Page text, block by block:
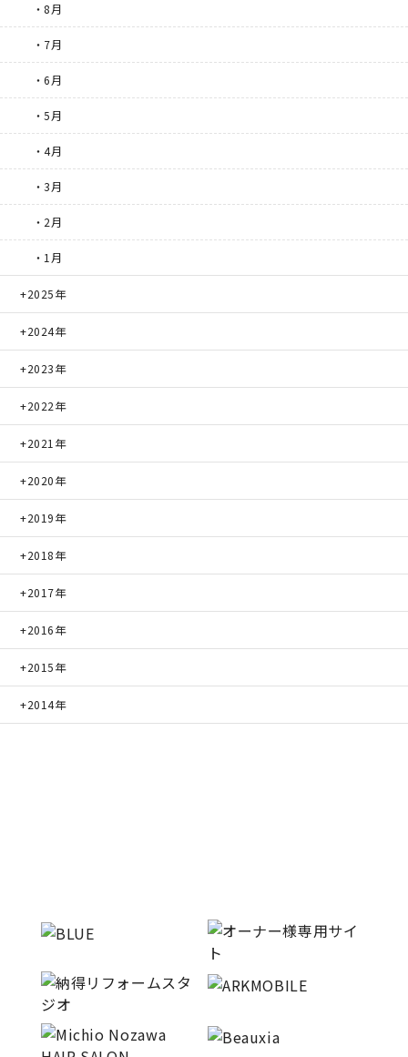
・8月
・7月
・6月
・5月
・4月
・3月
・2月
・1月
2025年
2024年
2023年
2022年
2021年
2020年
2019年
2018年
2017年
2016年
2015年
2014年